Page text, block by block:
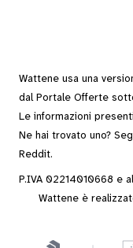
Wattene usa una
dal Portale Offerte
Le informazioni
Ne hai trovato uno?
Reddit.
P.IVA 02214010668 e
Wattene è